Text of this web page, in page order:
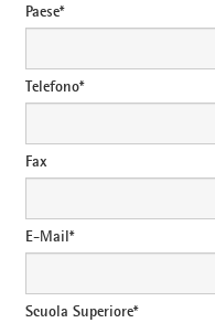
Paese*
Telefono*
Fax
E-Mail*
Scuola Superiore*